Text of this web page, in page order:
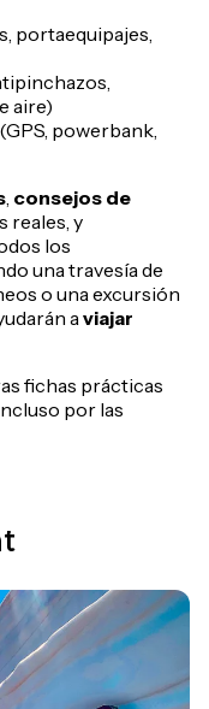
portaequipajes,
aire)
(GPS, powerbank,
, consejos de
reales, y
los
una travesía de
o una excursión
aviajar
fichas prácticas
por las